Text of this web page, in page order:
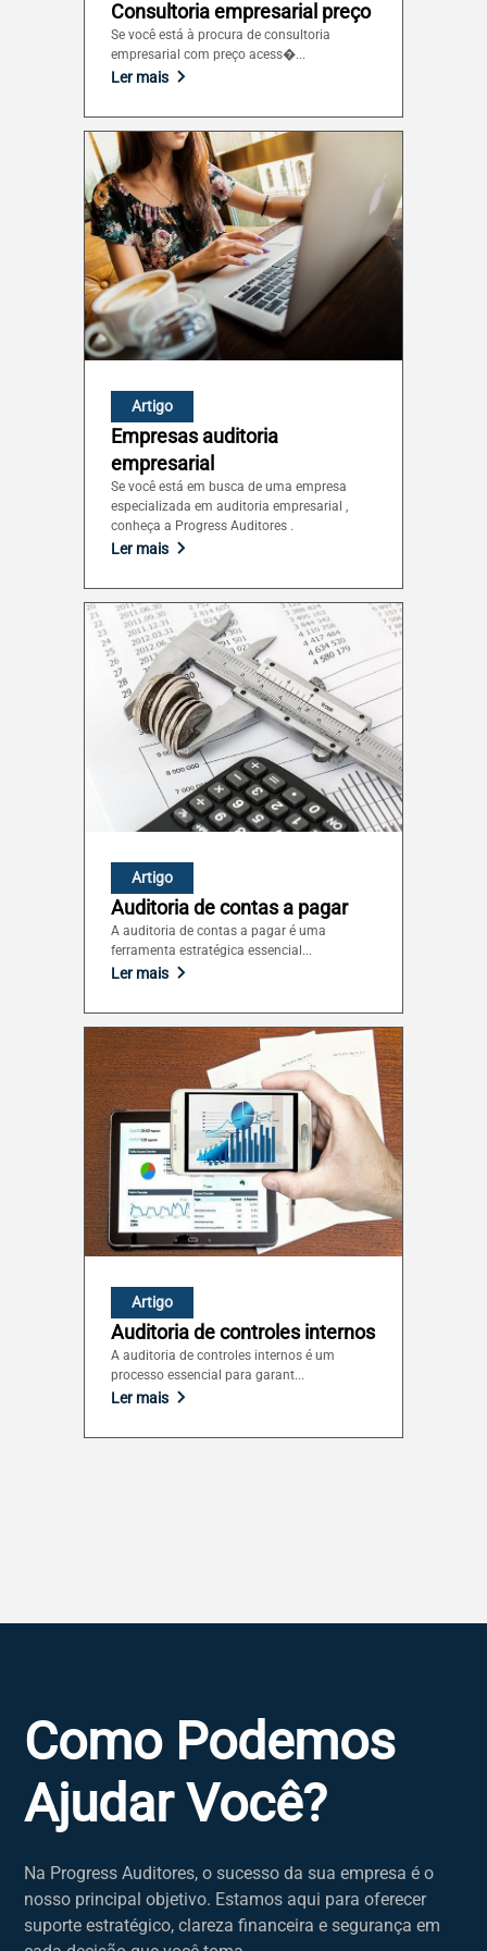
Sergipe (SE)
Tocantins (TO)
Brasilia (DF)
Consultoria empresarial preço
Se você está à procura de consultoria
empresarial com preço acess�...
Ler mais
Artigo
Empresas auditoria
empresarial
Se você está em busca de uma empresa
especializada em auditoria empresarial ,
conheça a Progress Auditores .
Ler mais
Artigo
Auditoria de contas a pagar
A auditoria de contas a pagar é uma
ferramenta estratégica essencial...
Ler mais
Artigo
Auditoria de controles internos
A auditoria de controles internos é um
processo essencial para garant...
Ler mais
Como Podemos
Ajudar Você?
Na Progress Auditores, o sucesso da sua empresa é o
nosso principal objetivo. Estamos aqui para oferecer
suporte estratégico, clareza financeira e segurança em